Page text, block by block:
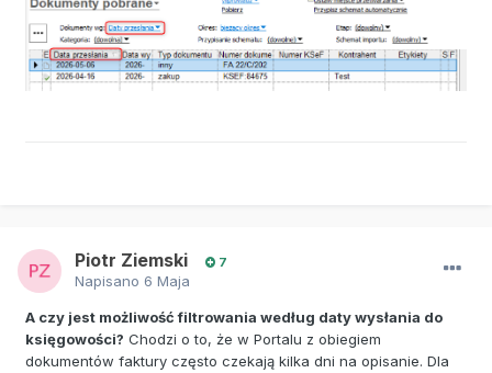
Piotr Ziemski 7
Napisano 6 Maja
A czy jest możliwość filtrowania według daty wysłania do
księgowości? Chodzi o to, że w Portalu z obiegiem
dokumentów faktury często czekają kilka dni na opisanie. Dla